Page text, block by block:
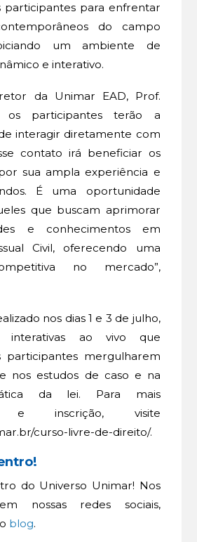
participantes para enfrentar
do campo
um ambiente de
e interativo.
da Unimar EAD, Prof.
os participantes terão a
interagir diretamente com
contato irá beneficiar os
sua ampla experiência e
É uma oportunidade
que buscam aprimorar
e conhecimentos em
Civil, oferecendo uma
no mercado”,
nos dias 1 e 3 de julho,
interativas ao vivo que
participantes mergulharem
nos estudos de caso e na
da lei. Para mais
e inscrição, visite
curso-livre-de-direito/.
do Universo Unimar! Nos
nossas redes sociais,
blog.